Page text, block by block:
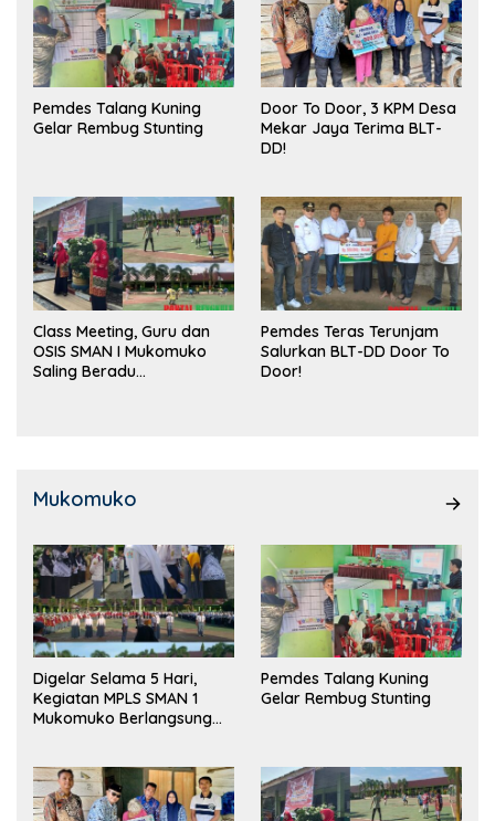
Pemdes Talang Kuning
Gelar Rembug Stunting
Door To Door, 3 KPM Desa
Mekar Jaya Terima BLT-
DD!
Class Meeting, Guru dan
OSIS SMAN I Mukomuko
Saling Beradu
Pemdes Teras Terunjam
Salurkan BLT-DD Door To
Door!
Mukomuko
Digelar Selama 5 Hari,
Kegiatan MPLS SMAN 1
Mukomuko Berlangsung
Pemdes Talang Kuning
Gelar Rembug Stunting